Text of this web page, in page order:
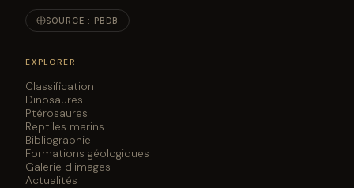
SOURCE : PBDB
EXPLORER
Classification
Dinosaures
Ptérosaures
Reptiles marins
Bibliographie
Formations géologiques
Galerie d'images
Actualités